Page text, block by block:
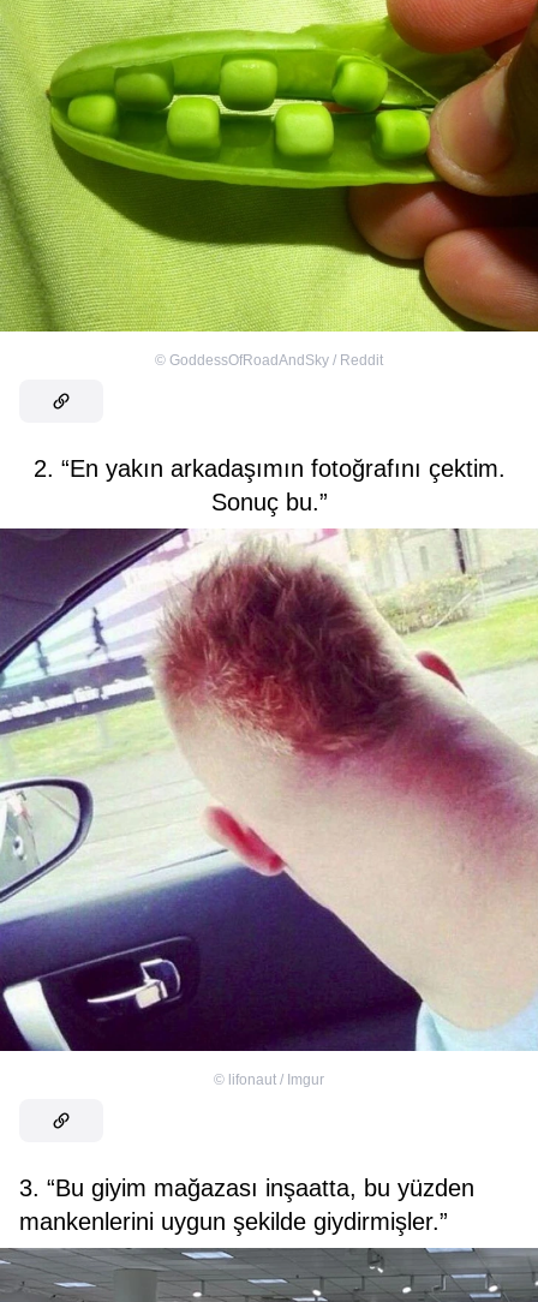
© GoddessOfRoadAndSky / Reddit
2. “En yakın arkadaşımın fotoğrafını çektim.
Sonuç bu.”
© lifonaut / Imgur
3. “Bu giyim mağazası inşaatta, bu yüzden
mankenlerini uygun şekilde giydirmişler.”